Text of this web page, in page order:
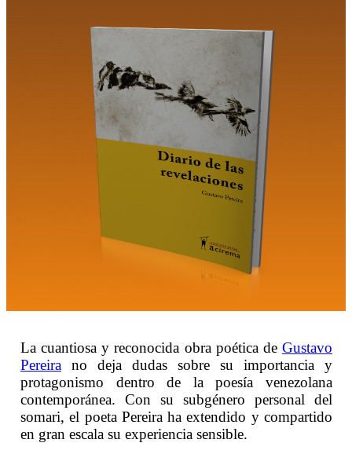
La cuantiosa y reconocida obra poética de Gustavo
Pereira no deja dudas sobre su importancia y
protagonismo dentro de la poesía venezolana
contemporánea. Con su subgénero personal del
somari, el poeta Pereira ha extendido y compartido
en gran escala su experiencia sensible.